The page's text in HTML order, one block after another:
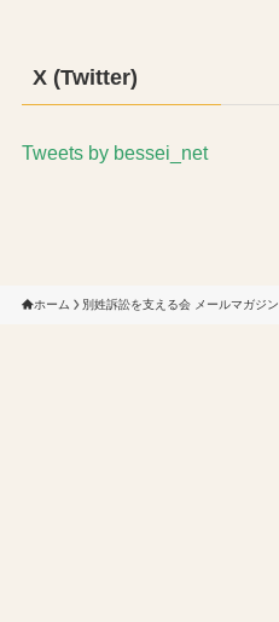
X (Twitter)
Tweets by bessei_net
ホーム 別姓訴訟を支える会 メールマガジン